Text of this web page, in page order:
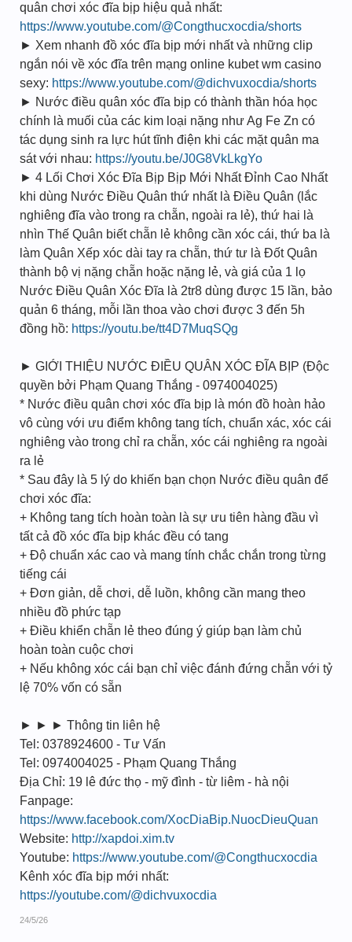
quân chơi xóc đĩa bịp hiệu quả nhất:
https://www.youtube.com/@Congthucxocdia/shorts
► Xem nhanh đồ xóc đĩa bịp mới nhất và những clip
ngắn nói về xóc đĩa trên mạng online kubet wm casino
sexy: https://www.youtube.com/@dichvuxocdia/shorts
► Nước điều quân xóc đĩa bịp có thành thần hóa học
chính là muối của các kim loại nặng như Ag Fe Zn có
tác dụng sinh ra lực hút tĩnh điện khi các mặt quân ma
sát với nhau: https://youtu.be/J0G8VkLkgYo
► 4 Lối Chơi Xóc Đĩa Bịp Bịp Mới Nhất Đỉnh Cao Nhất
khi dùng Nước Điều Quân thứ nhất là Điều Quân (lắc
nghiêng đĩa vào trong ra chẵn, ngoài ra lẻ), thứ hai là
nhìn Thế Quân biết chẵn lẻ không cần xóc cái, thứ ba là
làm Quân Xếp xóc dài tay ra chẵn, thứ tư là Đốt Quân
thành bộ vị nặng chẵn hoặc nặng lẻ, và giá của 1 lọ
Nước Điều Quân Xóc Đĩa là 2tr8 dùng được 15 lần, bảo
quản 6 tháng, mỗi lần thoa vào chơi được 3 đến 5h
đồng hồ: https://youtu.be/tt4D7MuqSQg
► GIỚI THIỆU NƯỚC ĐIỀU QUÂN XÓC ĐĨA BỊP (Độc
quyền bởi Phạm Quang Thắng - 0974004025)
* Nước điều quân chơi xóc đĩa bịp là món đồ hoàn hảo
vô cùng với ưu điểm không tang tích, chuẩn xác, xóc cái
nghiêng vào trong chỉ ra chẵn, xóc cái nghiêng ra ngoài
ra lẻ
* Sau đây là 5 lý do khiến bạn chọn Nước điều quân để
chơi xóc đĩa:
+ Không tang tích hoàn toàn là sự ưu tiên hàng đầu vì
tất cả đồ xóc đĩa bịp khác đều có tang
+ Độ chuẩn xác cao và mang tính chắc chắn trong từng
tiếng cái
+ Đơn giản, dễ chơi, dễ luồn, không cần mang theo
nhiều đồ phức tạp
+ Điều khiển chẵn lẻ theo đúng ý giúp bạn làm chủ
hoàn toàn cuộc chơi
+ Nếu không xóc cái bạn chỉ việc đánh đứng chẵn với tỷ
lệ 70% vốn có sẵn
► ► ► Thông tin liên hệ
Tel: 0378924600 - Tư Vấn
Tel: 0974004025 - Phạm Quang Thắng
Địa Chỉ: 19 lê đức thọ - mỹ đình - từ liêm - hà nội
Fanpage:
https://www.facebook.com/XocDiaBip.NuocDieuQuan
Website: http://xapdoi.xim.tv
Youtube: https://www.youtube.com/@Congthucxocdia
Kênh xóc đĩa bịp mới nhất:
https://youtube.com/@dichvuxocdia
24/5/26